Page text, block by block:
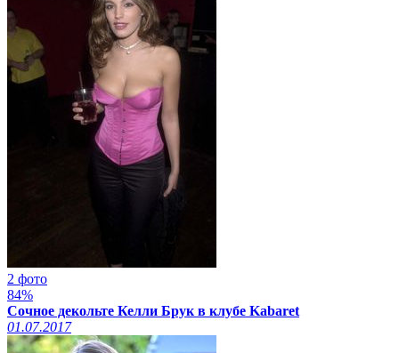
2 фото
84%
Сочное декольте Келли Брук в клубе Kabaret
01.07.2017